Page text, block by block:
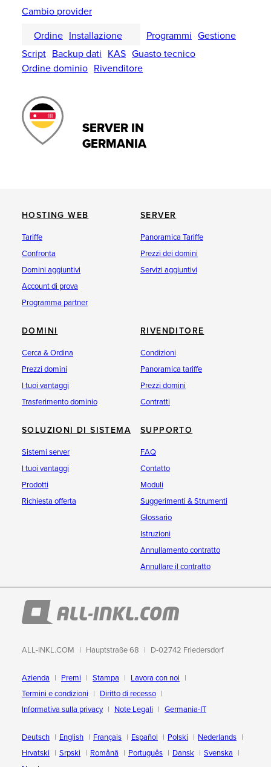
Cambio provider
Ordine Installazione Programmi Gestione
Script Backup dati KAS Guasto tecnico
Ordine dominio Rivenditore
SERVER IN
GERMANIA
HOSTING WEB
Tariffe
Confronta
Domini aggiuntivi
Account di prova
Programma partner
SERVER
Panoramica Tariffe
Prezzi dei domini
Servizi aggiuntivi
DOMINI
Cerca & Ordina
Prezzi domini
I tuoi vantaggi
Trasferimento dominio
RIVENDITORE
Condizioni
Panoramica tariffe
Prezzi domini
Contratti
SOLUZIONI DI SISTEMA
Sistemi server
I tuoi vantaggi
Prodotti
Richiesta offerta
SUPPORTO
FAQ
Contatto
Moduli
Suggerimenti & Strumenti
Glossario
Istruzioni
Annullamento contratto
Annullare il contratto
ALL-INKL.COM Hauptstraße 68 D-02742 Friedersdorf
Azienda Premi Stampa
Lavora con noi
Termini e condizioni
Diritto di recesso
Informativa sulla privacy
Note Legali Germania-IT
Deutsch English Français Español Polski
Nederlands
Hrvatski
Srpski Română Português Dansk
Svenska